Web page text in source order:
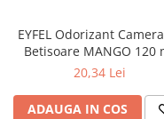
LORIS Odorizant cu
ml
Anticalcar
EYFEL Odorizant
Betisoare MANGO 120
20,34 Lei
ADAUGA IN COS